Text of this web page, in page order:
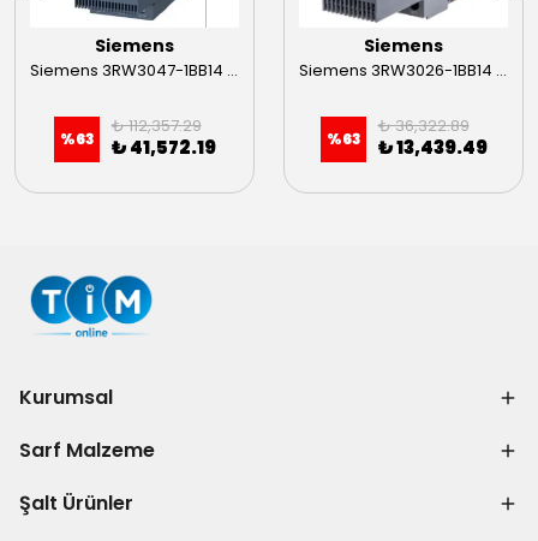
Siemens
Siemens 3RW3047-1BB14 55kW Sirius Soft Starter
%63
₺ 112,357.29
₺ 41,572.19
Siemens
Siemens 3RW3026-1BB14 11kW Sirius Soft Starter
%63
₺ 36,322.89
₺ 13,439.49
Kurumsal
Sarf Malzeme
Şalt Ürünler